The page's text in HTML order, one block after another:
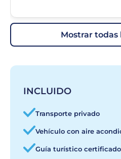
mostrar
INCLUIDO
Transporte privado
Vehículo con aire
Guía turístico certificado